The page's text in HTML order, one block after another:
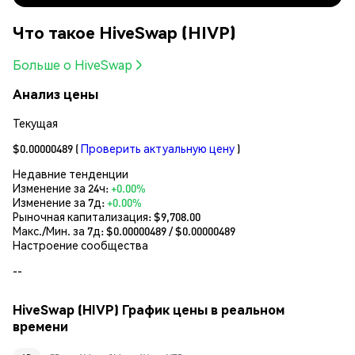
Что такое HiveSwap (HIVP)
Больше о HiveSwap
Анализ цены
Текущая
$0.00000489 (Проверить актуальную цену )
Недавние тенденции
Изменение за 24ч:+0.00%
Изменение за 7д:+0.00%
Рыночная капитализация:$9,708.00
Макс./Мин. за 7д: $0.00000489/ $0.00000489
Настроение сообщества
--
HiveSwap (HIVP) График цены в реальном
времени